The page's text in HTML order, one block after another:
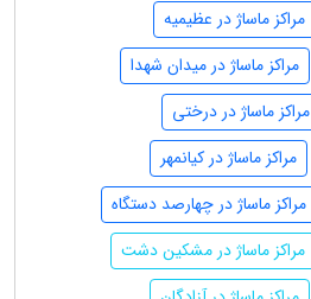
مراکز ماساژ در عظیمیه
مراکز ماساژ در میدان شهدا
مراکز ماساژ در درختی
مراکز ماساژ در کیانمهر
مراکز ماساژ در چهارصد دستگاه
مراکز ماساژ در مشکین دشت